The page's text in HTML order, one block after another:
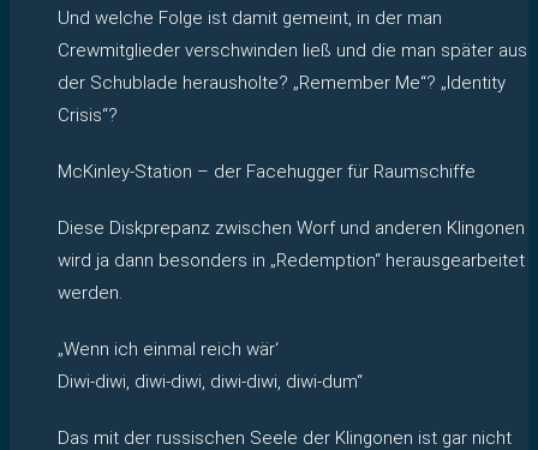
Und welche Folge ist damit gemeint, in der man
Crewmitglieder verschwinden ließ und die man später aus
der Schublade herausholte? „Remember Me“? „Identity
Crisis“?
McKinley-Station – der Facehugger für Raumschiffe
Diese Diskprepanz zwischen Worf und anderen Klingonen
wird ja dann besonders in „Redemption“ herausgearbeitet
werden.
„Wenn ich einmal reich wär‘
Diwi-diwi, diwi-diwi, diwi-diwi, diwi-dum“
Das mit der russischen Seele der Klingonen ist gar nicht